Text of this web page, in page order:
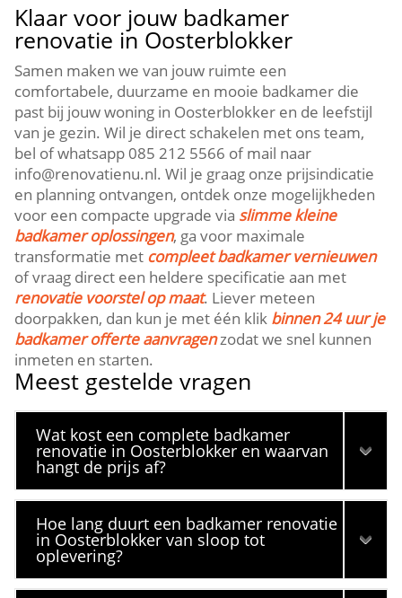
Klaar voor jouw badkamer
renovatie in Oosterblokker
Samen maken we van jouw ruimte een
comfortabele, duurzame en mooie badkamer die
past bij jouw woning in Oosterblokker en de leefstijl
van je gezin.​ Wil je direct schakelen met ons team,
bel of whatsapp 085 212 5566 of mail naar
info@renovatienu.​nl.​ Wil je graag onze prijsindicatie
en planning ontvangen, ontdek onze mogelijkheden
voor een compacte upgrade via slimme kleine
badkamer oplossingen, ga voor maximale
transformatie met compleet badkamer vernieuwen
of vraag direct een heldere specificatie aan met
renovatie voorstel op maat.​ Liever meteen
doorpakken, dan kun je met één klik binnen 24 uur je
badkamer offerte aanvragenzodat we snel kunnen
inmeten en starten.​
Meest gestelde vragen
Wat kost een complete badkamer
renovatie in Oosterblokker en waarvan
hangt de prijs af?
Hoe lang duurt een badkamer renovatie
in Oosterblokker van sloop tot
oplevering?